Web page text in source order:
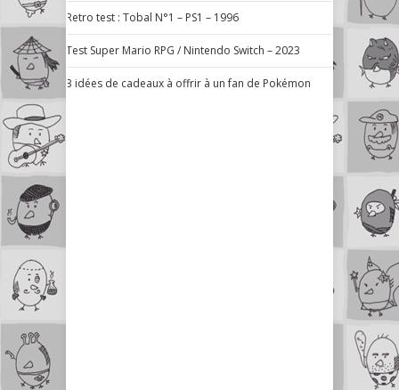
Retro test : Tobal N°1 – PS1 – 1996
Test Super Mario RPG / Nintendo Switch – 2023
3 idées de cadeaux à offrir à un fan de Pokémon